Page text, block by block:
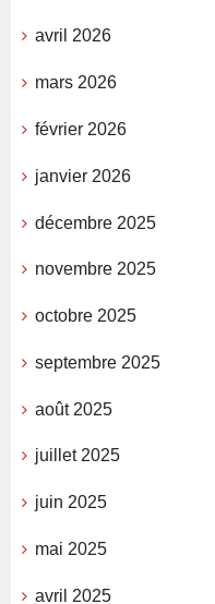
avril 2026
mars 2026
février 2026
janvier 2026
décembre 2025
novembre 2025
octobre 2025
septembre 2025
août 2025
juillet 2025
juin 2025
mai 2025
avril 2025